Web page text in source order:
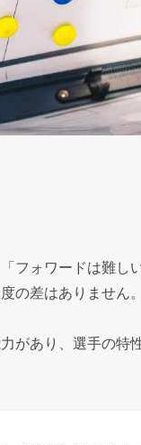
フォワードは難し
の差はありません。
があり、選手の特